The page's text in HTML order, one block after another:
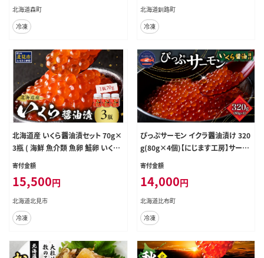
ワイエスフーズ＞ mr1-1226
北海道森町
冷凍
気 笹谷商店 釧之助本店 せんのすけ
すぐ発送 100000以上 10万ほど 北
海道 釧路町 釧路超 特産品
北海道釧路町
冷凍
北海道産 いくら醤油漬セット 70g×
3瓶 ( 海鮮 魚介類 魚卵 鮭卵 いくら
イクラ 醤油 醤油漬け 海鮮丼 小分け
瓶詰め 北海道 贈答 ギフト プレゼン
ト 贈り物 お中元 御中元 )【035-002
4】
寄付金額
15,500円
北海道北見市
冷凍
ぴっぷサーモン イクラ醤油漬け 320
g(80g×4個)【にじます工房】サーモ
ン ニジマス トラウトサーモン 鱒 ま
すいくら 鱒いくら イクラ いくら しょ
うゆ漬け 魚卵 鱒卵 養殖 小分け 便
利 北海道 比布町 ぴっぷ 1009-001
寄付金額
14,000円
北海道比布町
冷凍